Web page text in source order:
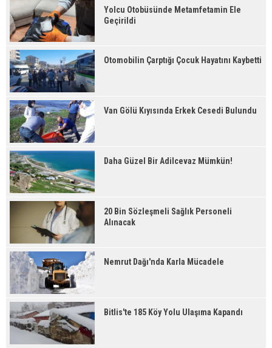
Yolcu Otobüsünde Metamfetamin Ele
Geçirildi
Otomobilin Çarptığı Çocuk Hayatını Kaybetti
Van Gölü Kıyısında Erkek Cesedi Bulundu
Daha Güzel Bir Adilcevaz Mümkün!
20 Bin Sözleşmeli Sağlık Personeli
Alınacak
Nemrut Dağı'nda Karla Mücadele
Bitlis'te 185 Köy Yolu Ulaşıma Kapandı